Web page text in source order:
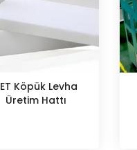
Köpük Levha
Üretim Hattı